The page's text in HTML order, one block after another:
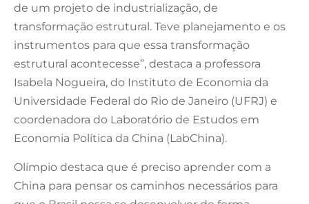
de um projeto de industrialização, de
transformação estrutural. Teve planejamento e os
instrumentos para que essa transformação
estrutural acontecesse”, destaca a professora
Isabela Nogueira, do Instituto de Economia da
Universidade Federal do Rio de Janeiro (UFRJ) e
coordenadora do Laboratório de Estudos em
Economia Política da China (LabChina).
Olímpio destaca que é preciso aprender com a
China para pensar os caminhos necessários para